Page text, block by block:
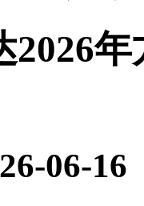
2026
06-16